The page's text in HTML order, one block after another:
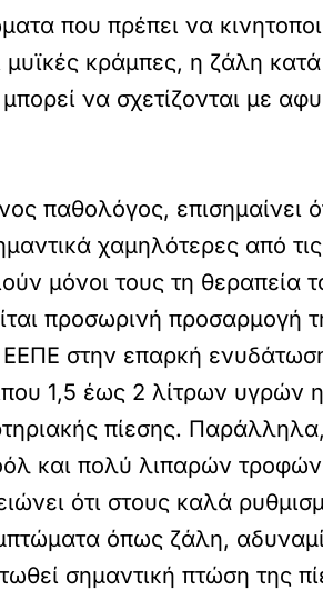
που πρέπει να
κράμπες, η ζάλη
να σχετίζονται με
παθολόγος, επισημαίνει
χαμηλότερες από
μόνοι τους τη θεραπεία
προσωρινή
ΕΕΠΕ στην επαρκή
1,5 έως 2 λίτρων υγρών
πίεσης.
και πολύ λιπαρών
ότι στους καλά
όπως ζάλη,
σημαντική πτώση της